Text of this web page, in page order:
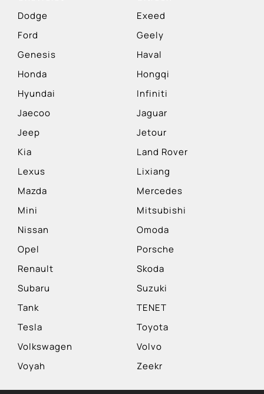
Dodge
Exeed
Ford
Geely
Genesis
Haval
Honda
Hongqi
Hyundai
Infiniti
Jaecoo
Jaguar
Jeep
Jetour
Kia
Land Rover
Lexus
Lixiang
Mazda
Mercedes
Mini
Mitsubishi
Nissan
Omoda
Opel
Porsche
Renault
Skoda
Subaru
Suzuki
Tank
TENET
Tesla
Toyota
Volkswagen
Volvo
Voyah
Zeekr